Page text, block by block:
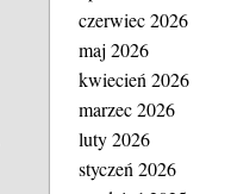
czerwiec 2026
maj 2026
kwiecień 2026
marzec 2026
luty 2026
styczeń 2026